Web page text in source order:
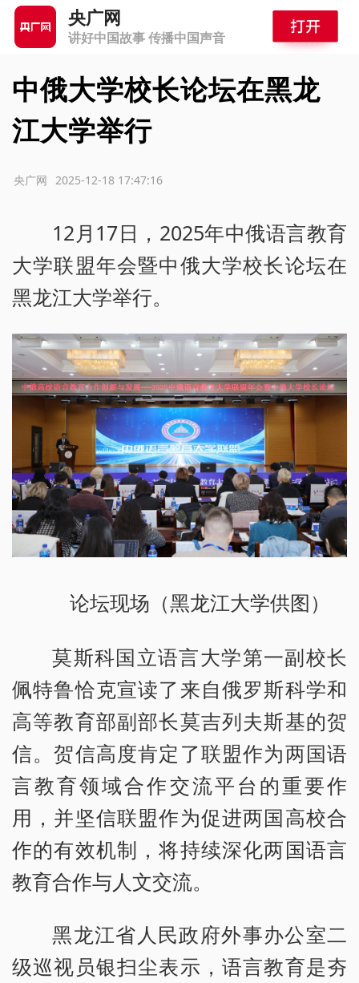
央广网
讲好中国故事 传播中国声音
中俄大学校长论坛在黑龙
江大学举行
2025-12-18 17:47:16
央广网
12月17日，2025年中俄语言教育
大学联盟年会暨中俄大学校长论坛在
黑龙江大学举行。
论坛现场（黑龙江大学供图）
莫斯科国立语言大学第一副校长
佩特鲁恰克宣读了来自俄罗斯科学和
高等教育部副部长莫吉列夫斯基的贺
信。贺信高度肯定了联盟作为两国语
言教育领域合作交流平台的重要作
用，并坚信联盟作为促进两国高校合
作的有效机制，将持续深化两国语言
教育合作与人文交流。
黑龙江省人民政府外事办公室二
级巡视员银扫尘表示，语言教育是夯